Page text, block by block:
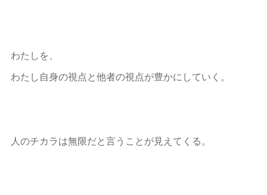
わたしを、
わたし自身の視点と他者の視点が豊かにしていく。
人のチカラは無限だと言うことが見えてくる。